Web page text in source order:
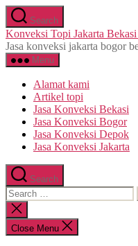
Skip
to
the
content
Search
Konveksi Topi Jakarta
Jasa konveksi jakarta bogor
Menu
Alamat kami
Artikel topi
Jasa Konveksi Bekasi
Jasa Konveksi Bogor
Jasa Konveksi Depok
Jasa Konveksi Jakarta
Search
Search
for:
Close
search
Close Menu